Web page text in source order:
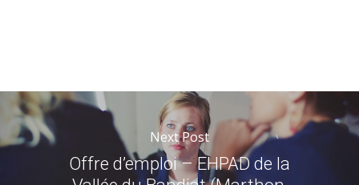
Next Post
Offre d’emploi – EHPAD de la